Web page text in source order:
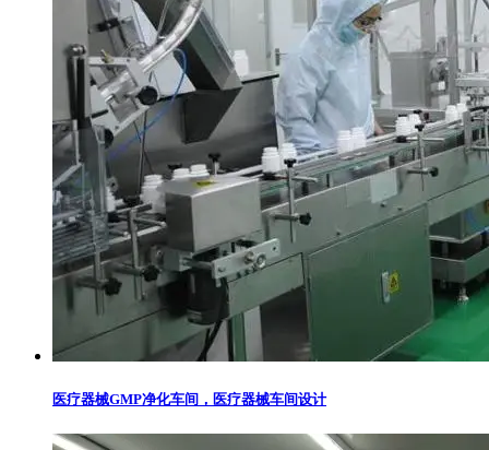
医疗器械GMP净化车间，医疗器械车间设计